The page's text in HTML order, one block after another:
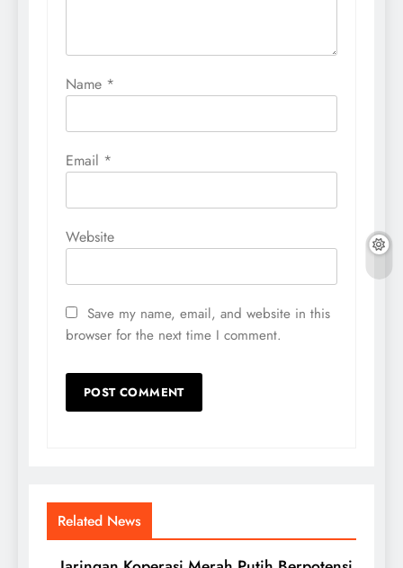
Name *
Email *
Website
Save my name, email, and website in this
browser for the next time I comment.
Related News